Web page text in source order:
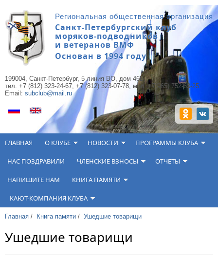
Региональная общественная организация
Санкт-Петербургский клуб
моряков-подводников
и ветеранов ВМФ
Основан в 1994 году
199004, Санкт-Петербург, 5 линия ВО, дом 46Б,
тел. +7 (812) 323-24-67, +7 (812) 323-07-78, моб. +7(965) 752-63-25.
Email: subclub@mail.ru
ГЛАВНАЯ О КЛУБЕ НОВОСТИ ПРОГРАММЫ КЛУБА
НАС ПОЗДРАВИЛИ ЧЛЕНСКИЕ ВЗНОСЫ ОТЧЕТЫ
НАПИШИТЕ НАМ КНИГА ПАМЯТИ
КАЮТ-КОМПАНИЯ КЛУБА
Главная / Книга памяти / Ушедшие товарищи
Ушедшие товарищи